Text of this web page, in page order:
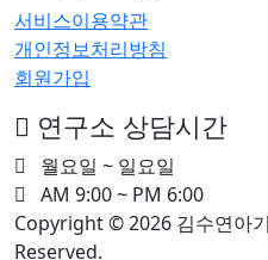
서비스이용약관
개인정보처리방침
회원가입
연구소 상담시간
월요일 ~ 일요일
AM 9:00 ~ PM 6:00
Copyright © 2026 김수연아
Reserved.